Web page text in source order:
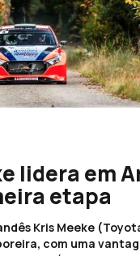
lidera em
etapa
Kris Meeke
com uma